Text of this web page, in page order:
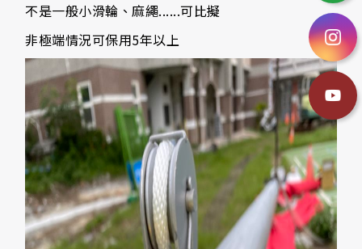
不是一般小滑輪、麻繩......可比擬
非極端情況可保用5年以上